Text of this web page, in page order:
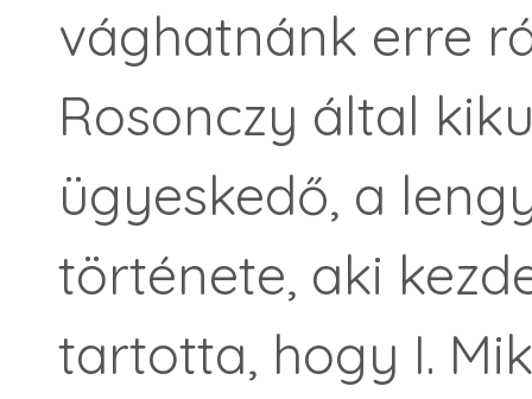
vághatnánk erre
Rosonczy által
ügyeskedő, a
története, aki
tartotta, hogy I.